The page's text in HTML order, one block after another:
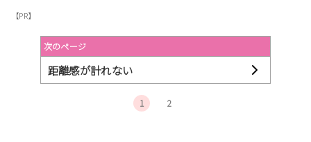
【PR】
次のページ
距離感が計れない
1 2